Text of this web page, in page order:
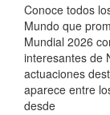
Conoce todos
Mundo que
Mundial 2026
interesantes de
actuaciones
aparece entre
desde